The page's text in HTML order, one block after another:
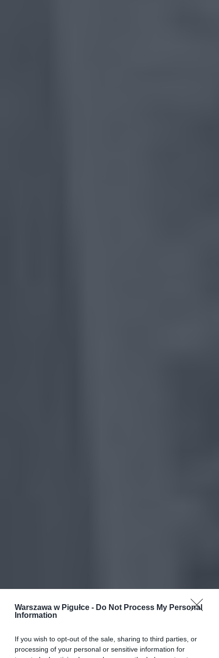
Warszawa w Pigułce - Do Not Process My Personal
Information
If you wish to opt-out of the sale, sharing to third parties, or
processing of your personal or sensitive information for